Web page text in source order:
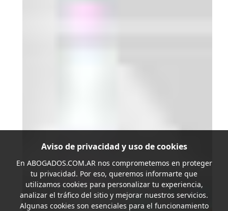
Aviso de privacidad y uso de cookies
En ABOGADOS.COM.ARnos comprometemos en proteger
tu privacidad. Por eso, queremos informarte que
utilizamos cookies para personalizar tu experiencia,
analizar el tráfico del sitio y mejorar nuestros servicios.
Algunas cookies son esenciales para el funcionamiento